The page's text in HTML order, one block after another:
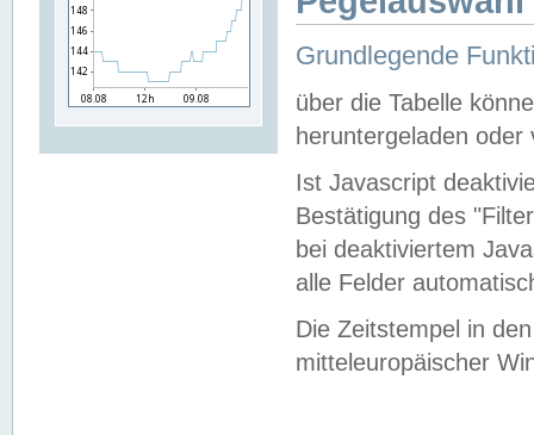
Grundlegende
über die Tabelle
heruntergeladen oder
Ist Javascript
Bestätigung des
bei deaktiviertem
alle Felder
Die Zeitstempel in
mitteleuropäischer